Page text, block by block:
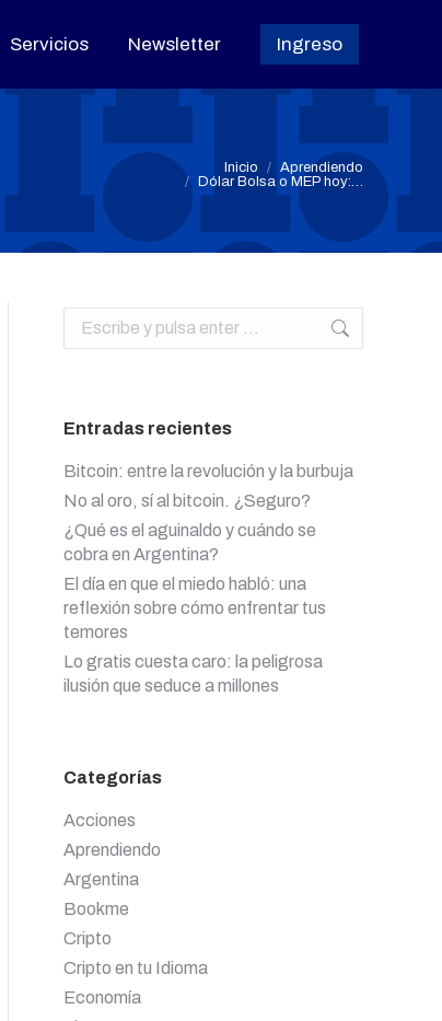
Servicios Newsletter Ingreso
Estás aquí: Inicio
Aprendiendo
Dólar Bolsa o MEP hoy:…
Buscar:
Entradas recientes
Bitcoin: entre la revolución y la burbuja
No al oro, sí al bitcoin. ¿Seguro?
¿Qué es el aguinaldo y cuándo se
cobra en Argentina?
El día en que el miedo habló: una
reflexión sobre cómo enfrentar tus
temores
Lo gratis cuesta caro: la peligrosa
ilusión que seduce a millones
Categorías
Acciones
Aprendiendo
Argentina
Bookme
Cripto
Cripto en tu Idioma
Economía
Servicios Newsletter Ingreso